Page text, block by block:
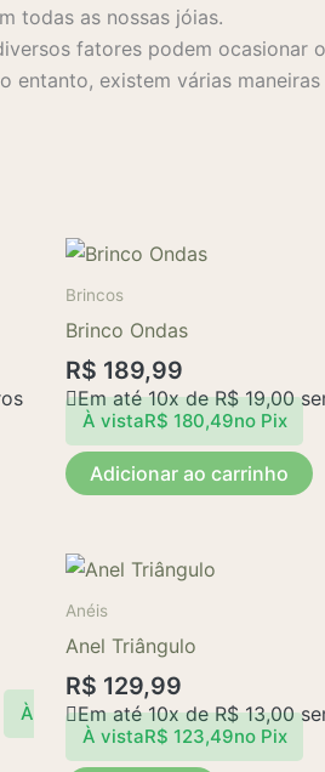
todas as nossas jóias.
fatores podem
existem várias
Brincos
Brinco Ondas
R$ 189,99
Em até 10x deR$19,00
À vistaR$ 180,49no Pix
Adicionar ao carrinho
À
Anéis
Anel Triângulo
R$ 129,99
Em até 10x deR$13,00
À vistaR$ 123,49no Pix
As
opções